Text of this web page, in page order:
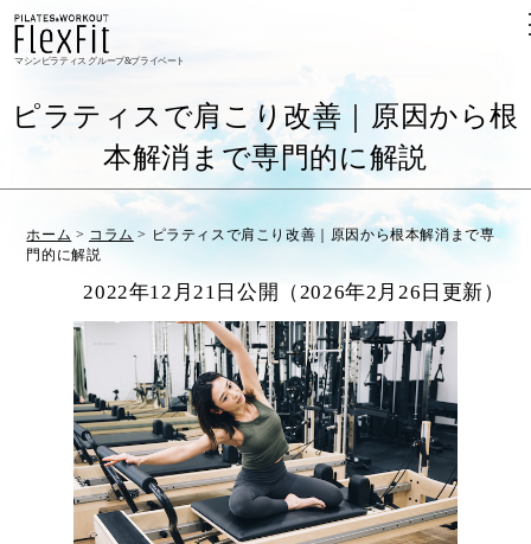
マシンピラティス グループ&プライベート
ピラティスで肩こり改善｜原因から根
本解消まで専門的に解説
ホーム > コラム > ピラティスで肩こり改善｜原因から根本解消まで専
門的に解説
2022年12月21日公開（2026年2月26日更新）